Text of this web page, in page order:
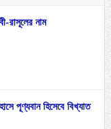
রাসূলের নাম
পূণ্যবান হিসেবে বিখ্যাত